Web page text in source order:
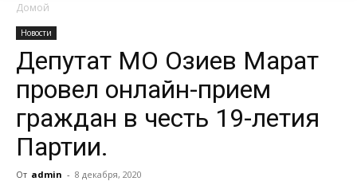
Домой
Новости
Депутат МО Озиев Марат
провел онлайн-прием
граждан в честь 19-летия
Партии.
От admin - 8 декабря, 2020